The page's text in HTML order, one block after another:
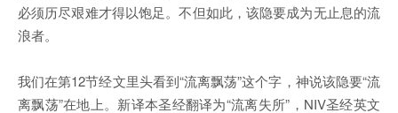
必须历尽艰难才得以饱足。不但如此，该隐要成为无止息的流
浪者。
我们在第12节经文里头看到“流离飘荡”这个字，神说该隐要“流
离飘荡”在地上。新译本圣经翻译为“流离失所”，NIV圣经英文